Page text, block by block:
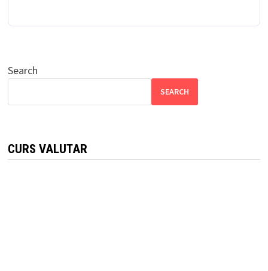
Search
SEARCH
CURS VALUTAR